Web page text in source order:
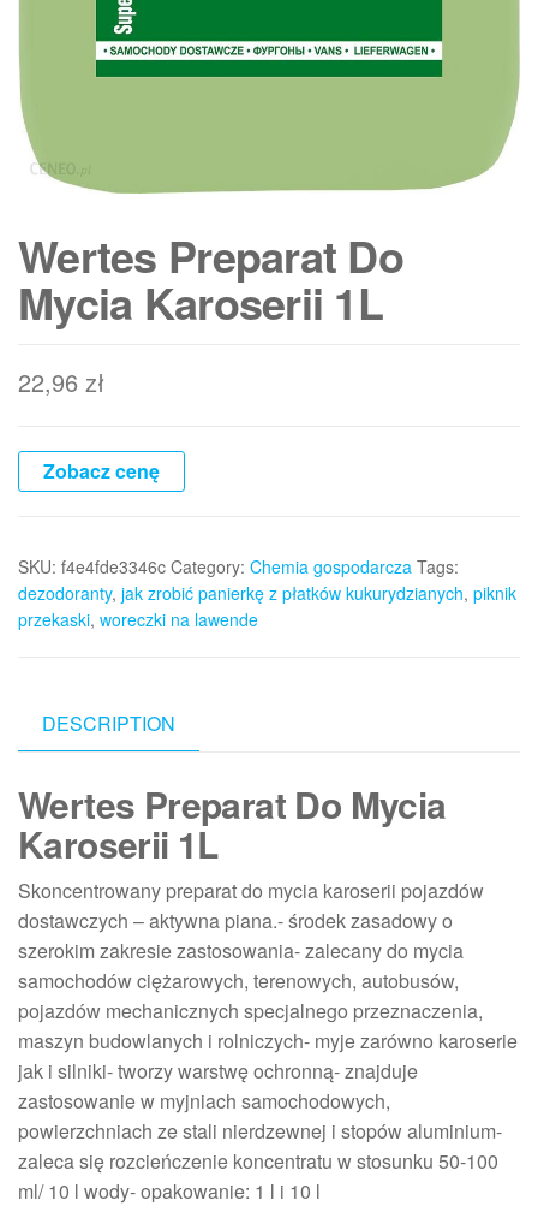
Wertes Preparat Do
Mycia Karoserii 1L
22,96 zł
Zobacz cenę
SKU: f4e4fde3346c Category: Chemia gospodarcza Tags:
dezodoranty, jak zrobić panierkę z płatków kukurydzianych, piknik
przekaski, woreczki na lawende
DESCRIPTION
Wertes Preparat Do Mycia
Karoserii 1L
Skoncentrowany preparat do mycia karoserii pojazdów
dostawczych – aktywna piana.- środek zasadowy o
szerokim zakresie zastosowania- zalecany do mycia
samochodów ciężarowych, terenowych, autobusów,
pojazdów mechanicznych specjalnego przeznaczenia,
maszyn budowlanych i rolniczych- myje zarówno karoserie
jak i silniki- tworzy warstwę ochronną- znajduje
zastosowanie w myjniach samochodowych,
powierzchniach ze stali nierdzewnej i stopów aluminium-
zaleca się rozcieńczenie koncentratu w stosunku 50-100
ml/ 10 l wody- opakowanie: 1 l i 10 l